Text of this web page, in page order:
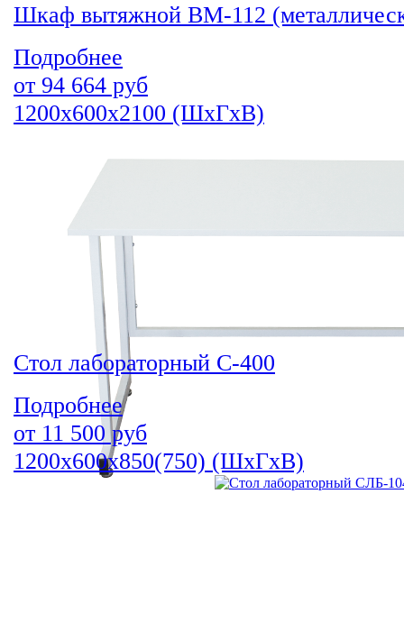
Шкаф вытяжной ВМ-112
Подробнее
от 94 664 руб
1200х600х2100 (ШхГхВ)
Стол лабораторный С-400
Подробнее
от 11 500 руб
1200х600х850(750) (ШхГхВ)